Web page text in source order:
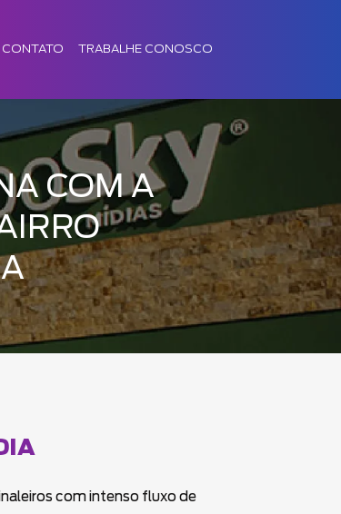
CONTATO TRABALHE CONOSCO
COM A
com intenso fluxo de